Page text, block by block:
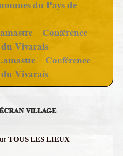
du Pays de
– Conférence
Vivarais
– Conférence
Vivarais
VILLAGE